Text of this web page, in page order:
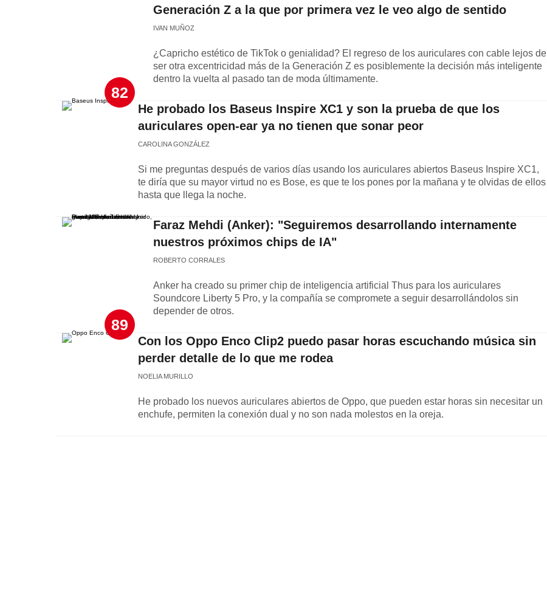
Generación Z a la que por primera vez le veo algo de sentido
IVAN MUÑOZ
¿Capricho estético de TikTok o genialidad? El regreso de los auriculares con cable lejos de
ser otra excentricidad más de la Generación Z es posiblemente la decisión más inteligente
dentro la vuelta al pasado tan de moda últimamente.
82
He probado los Baseus Inspire XC1 y son la prueba de que los
auriculares open-ear ya no tienen que sonar peor
CAROLINA GONZÁLEZ
Si me preguntas después de varios días usando los auriculares abiertos Baseus Inspire XC1,
te diría que su mayor virtud no es Bose, es que te los pones por la mañana y te olvidas de ellos
hasta que llega la noche.
Faraz Mehdi (Anker): "Seguiremos desarrollando internamente
nuestros próximos chips de IA"
ROBERTO CORRALES
Anker ha creado su primer chip de inteligencia artificial Thus para los auriculares
Soundcore Liberty 5 Pro, y la compañía se compromete a seguir desarrollándolos sin
depender de otros.
89
Con los Oppo Enco Clip2 puedo pasar horas escuchando música sin
perder detalle de lo que me rodea
NOELIA MURILLO
He probado los nuevos auriculares abiertos de Oppo, que pueden estar horas sin necesitar un
enchufe, permiten la conexión dual y no son nada molestos en la oreja.